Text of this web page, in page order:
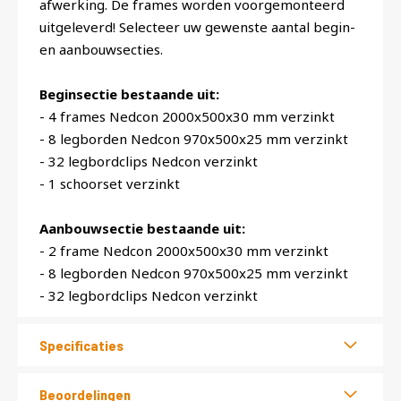
afwerking. De frames worden voorgemonteerd
uitgeleverd! Selecteer uw gewenste aantal begin-
en aanbouwsecties.
Beginsectie bestaande uit:
- 4 frames Nedcon 2000x500x30 mm verzinkt
- 8 legborden Nedcon 970x500x25 mm verzinkt
- 32 legbordclips Nedcon verzinkt
- 1 schoorset verzinkt
Aanbouwsectie bestaande uit:
- 2 frame Nedcon 2000x500x30 mm verzinkt
- 8 legborden Nedcon 970x500x25 mm verzinkt
- 32 legbordclips Nedcon verzinkt
Specificaties
Beoordelingen